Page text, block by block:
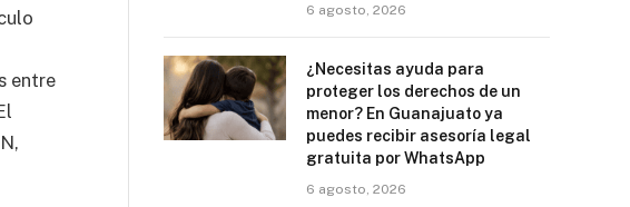
entre
6 agosto, 2026
¿Necesitas ayuda para
proteger los derechos de un
menor? En Guanajuato ya
puedes recibir asesoría legal
gratuita por WhatsApp
6 agosto, 2026